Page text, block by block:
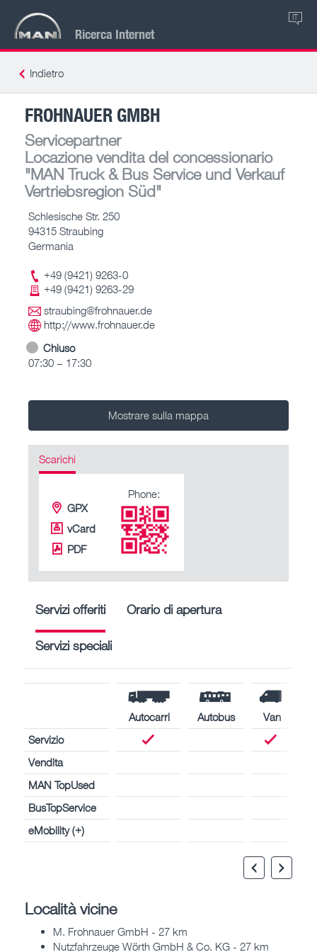
Ricerca Internet
IT
Indietro
FROHNAUER GMBH
Servicepartner
Locazione vendita del concessionario
"MAN Truck & Bus Service und Verkauf
Vertriebsregion Süd"
Schlesische Str. 250
94315 Straubing
Germania
+49 (9421) 9263-0
+49 (9421) 9263-29
straubing@frohnauer.de
http://www.frohnauer.de
Chiuso
07:30 – 17:30
Mostrare sulla mappa
Scarichi
GPX
vCard
PDF
Phone:
Servizi offeriti Orario di apertura
Servizi speciali
Autocarri Autobus
Van
Servizio
Vendita
MAN TopUsed
BusTopService
eMobility (+)
Località vicine
M. Frohnauer GmbH - 27 km
Nutzfahrzeuge Wörth GmbH & Co. KG - 27 km